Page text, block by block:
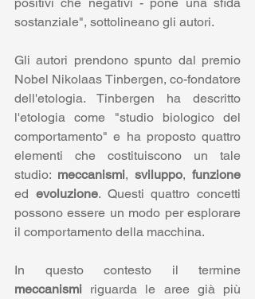
sostanziale", sottolineano gli autori.
Gli autori prendono spunto dal premio
Nobel Nikolaas Tinbergen, co-fondatore
dell'etologia. Tinbergen ha descritto
l'etologia come "studio biologico del
comportamento" e ha proposto quattro
elementi che costituiscono un tale
studio: meccanismi, sviluppo,
ed evoluzione. Questi quattro concetti
possono essere un modo per esplorare
il comportamento della macchina.
meccanismi riguarda le aree già più